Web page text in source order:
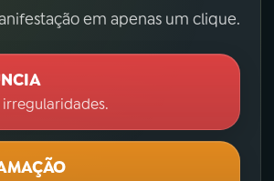
em apenas um clique.
irregularidades.